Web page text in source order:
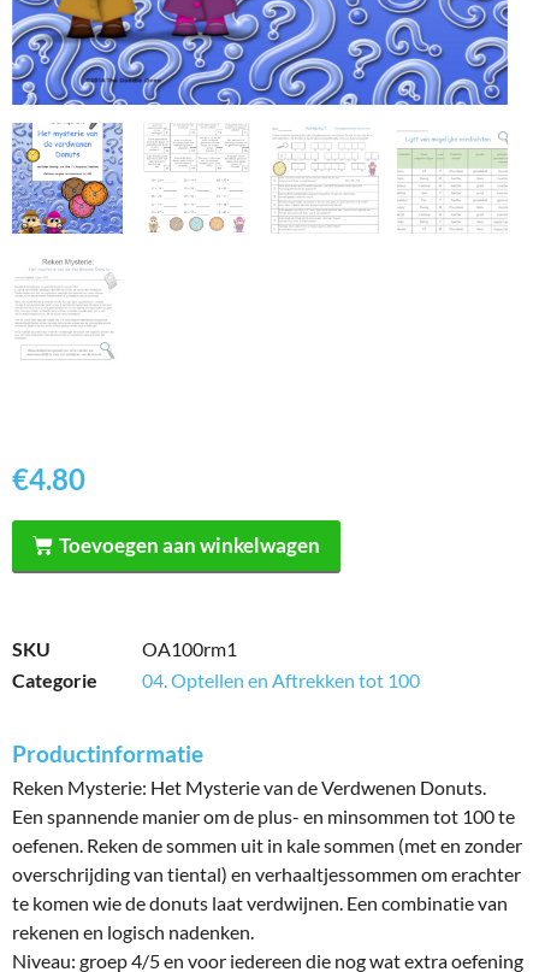
€4.80
Toevoegen aan winkelwagen
SKU
OA100rm1
Categorie
04. Optellen en Aftrekken tot 100
Productinformatie
Reken Mysterie: Het Mysterie van de Verdwenen Donuts.
Een spannende manier om de plus- en minsommen tot 100 te
oefenen. Reken de sommen uit in kale sommen (met en zonder
overschrijding van tiental) en verhaaltjessommen om erachter
te komen wie de donuts laat verdwijnen. Een combinatie van
rekenen en logisch nadenken.
Niveau: groep 4/5 en voor iedereen die nog wat extra oefening